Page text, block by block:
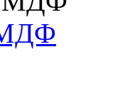
МДФ